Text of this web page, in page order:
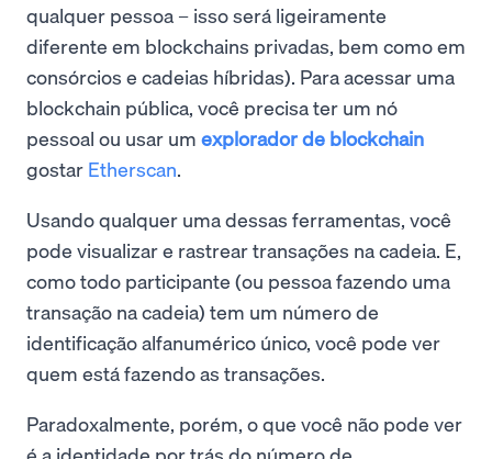
qualquer pessoa – isso será ligeiramente
diferente em blockchains privadas, bem como em
consórcios e cadeias híbridas). Para acessar uma
blockchain pública, você precisa ter um nó
pessoal ou usar um explorador de blockchain
gostar Etherscan.
Usando qualquer uma dessas ferramentas, você
pode visualizar e rastrear transações na cadeia. E,
como todo participante (ou pessoa fazendo uma
transação na cadeia) tem um número de
identificação alfanumérico único, você pode ver
quem está fazendo as transações.
Paradoxalmente, porém, o que você não pode ver
é a identidade por trás do número de